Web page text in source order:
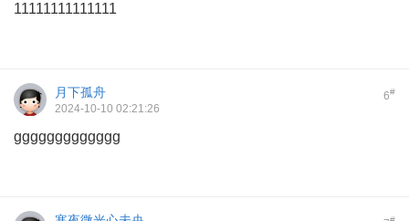
11111111111111
6#
月下孤舟
2024-10-10 02:21:26
ggggggggggggg